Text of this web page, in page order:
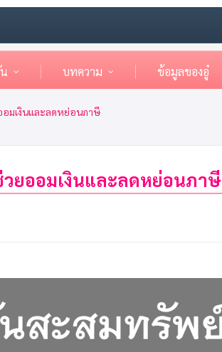
บทความ ข้อมูลของอู๋
มเงินและลดหย่อนภาษี
ยออมเงินและลดหย่อนภาษี